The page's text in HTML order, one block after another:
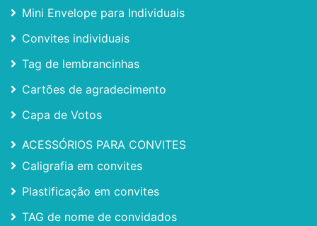
Mini Envelope para Individuais
Convites individuais
Tag de lembrancinhas
Cartões de agradecimento
Capa de Votos
ACESSÓRIOS PARA CONVITES
Caligrafia em convites
Plastificação em convites
TAG de nome de convidados